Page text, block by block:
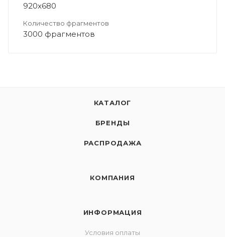
920х680
Количество фрагментов
3000 фрагментов
КАТАЛОГ
БРЕНДЫ
РАСПРОДАЖА
КОМПАНИЯ
ИНФОРМАЦИЯ
Условия оплаты